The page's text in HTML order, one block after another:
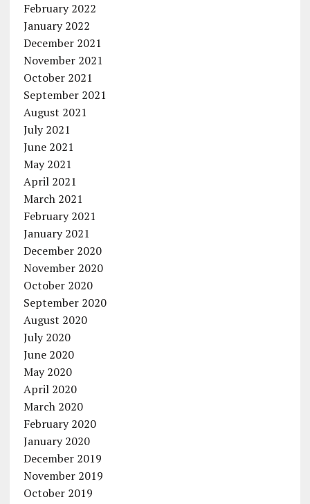
February 2022
January 2022
December 2021
November 2021
October 2021
September 2021
August 2021
July 2021
June 2021
May 2021
April 2021
March 2021
February 2021
January 2021
December 2020
November 2020
October 2020
September 2020
August 2020
July 2020
June 2020
May 2020
April 2020
March 2020
February 2020
January 2020
December 2019
November 2019
October 2019